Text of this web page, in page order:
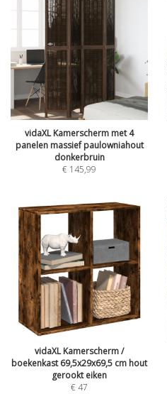
vidaXL Kamerscherm met 4
panelen massief paulowniahout
donkerbruin
€ 145,99
vidaXL Kamerscherm /
boekenkast 69,5x29x69,5 cm hout
gerookt eiken
€47